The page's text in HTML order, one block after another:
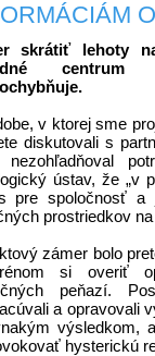
skrátiť lehoty
centrum
v ktorej sme
diskutovali s
nezohľadňoval
ústav, že „v
pre spoločnosť a
prostriedkov
zámer bolo
si overiť
peňazí.
a opravovali
výsledkom,
hysterickú